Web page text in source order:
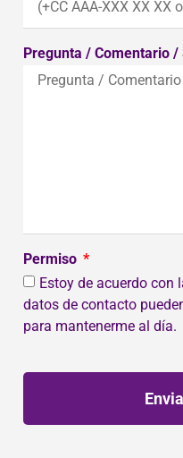
Pregunta / Comentario
Permiso
Estoy de acuerdo con
datos de contacto
para mantenerme al día.